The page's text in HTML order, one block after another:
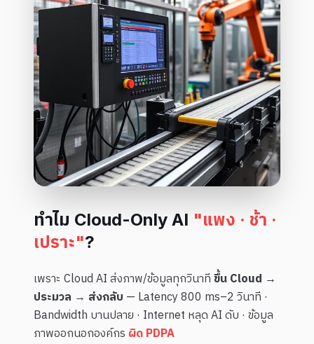
ทำไม Cloud-Only AI "แพง · ช้า ·
เปราะ"?
เพราะ Cloud AI ส่งภาพ/ข้อมูลทุกวินาทีขึ้น Cloud →
ประมวล → ส่งกลับ — Latency 800 ms–2 วินาที ·
Bandwidth บานปลาย · Internet หลุด AI ดับ · ข้อมูล
ภาพออกนอกองค์กร ผิด PDPA